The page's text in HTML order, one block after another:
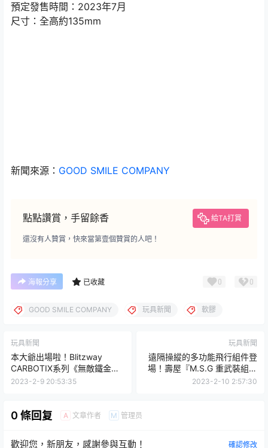
預定發售時間：2023年7月
尺寸：全高約135mm
新聞來源： GOOD SMILE COMPANY
點點讚賞，手留餘香 給TA打賞
還沒有人贊賞，快來當第壹個贊賞的人吧！
海報分享 已收藏 0 0
GOOD SMILE COMPANY 玩具新聞 軟膠
玩具新聞
本大爺出場啦！Blitzway
CARBOTIX系列《無敵鐵金
剛》阿強一號 BOSS BOROT
2023-2-9 20:53:35
玩具新聞
遠隔操縱的多功能飛行組件登
場！壽屋『M.S.G 重武裝組件
35 軌道環』預計 2023 年 07
2023-2-10 2:57:30
0 條回复 A 文章作者 M 管理员
歡迎您，新朋友，感謝參與互動！ 確認修改